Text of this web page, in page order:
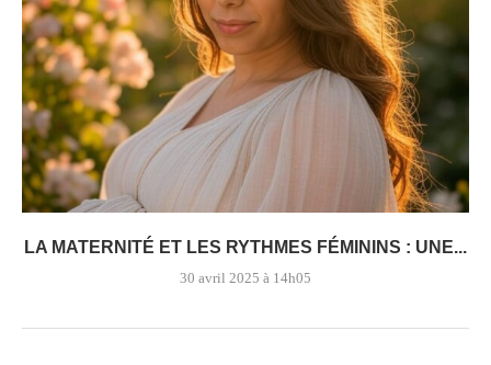
LA MATERNITÉ ET LES RYTHMES FÉMININS : UNE...
30 avril 2025 à 14h05